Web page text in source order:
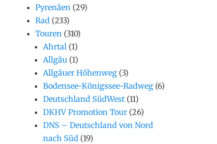
Pyrenäen (29)
Rad (233)
Touren (310)
Ahrtal (1)
Allgäu (1)
Allgäuer Höhenweg (3)
Bodensee-Königssee-Radweg (6)
Deutschland SüdWest (11)
DKHV Promotion Tour (26)
DNS – Deutschland von Nord
nach Süd (19)